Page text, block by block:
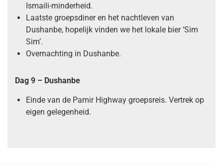
Ismaili-minderheid.
Laatste groepsdiner en het nachtleven van
Dushanbe, hopelijk vinden we het lokale bier ‘Sim
Sim’.
Overnachting in Dushanbe.
Dag 9 – Dushanbe
Einde van de Pamir Highway groepsreis. Vertrek op
eigen gelegenheid.